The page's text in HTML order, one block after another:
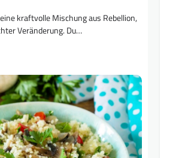
kraftvolle Mischung aus Rebellion,
Veränderung. Du…